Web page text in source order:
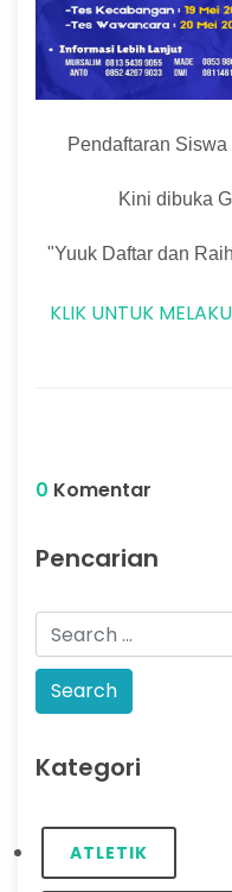
Pendaftaran
Kini dibuka
"Yuuk Daftar dan
KLIK UNTUK
0 Komentar
Pencarian
Kategori
ATLETIK